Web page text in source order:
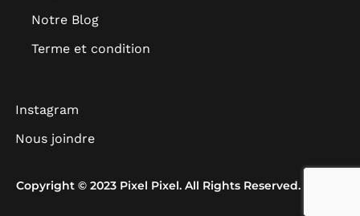
Notre Blog
Terme et condition
Instagram
Nous joindre
Copyright © 2023 Pixel Pixel. All Rights Reserved.